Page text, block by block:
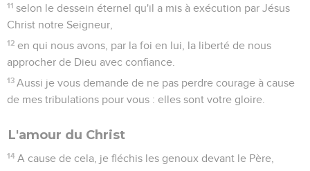
11 selon le dessein éternel qu'il a mis à exécution par Jésus
Christ notre Seigneur,
12 en qui nous avons, par la foi en lui, la liberté de nous
approcher de Dieu avec confiance.
13 Aussi je vous demande de ne pas perdre courage à cause
de mes tribulations pour vous : elles sont votre gloire.
L'amour du Christ
14 A cause de cela, je fléchis les genoux devant le Père,